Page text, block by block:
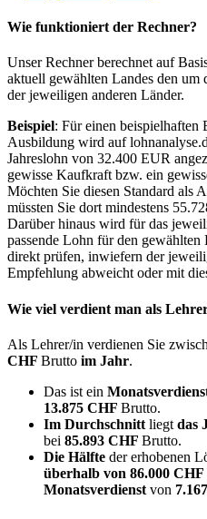
Wie funktioniert der Rechner?
Unser Rechner berechnet auf
aktuell gewählten Landes den
der jeweiligen anderen Länder.
Beispiel: Für einen beispielhaften
Ausbildung wird auf
Jahreslohn von 32.400 EUR
gewisse Kaufkraft bzw. ein
Möchten Sie diesen Standard als
müssten Sie dort mindestens
Darüber hinaus wird für das
passende Lohn für den
direkt prüfen, inwiefern der
Empfehlung abweicht oder mit
Wie viel verdient man als
Als Lehrer/in verdienen Sie
CHF Brutto im Jahr.
Das ist ein
13.875 CHF Brutto.
Im Durchschnitt liegt das
bei 85.893 CHF Brutto.
Die Hälfte der erhobenen
überhalb von 86.000 CHF
Monatsverdienst von